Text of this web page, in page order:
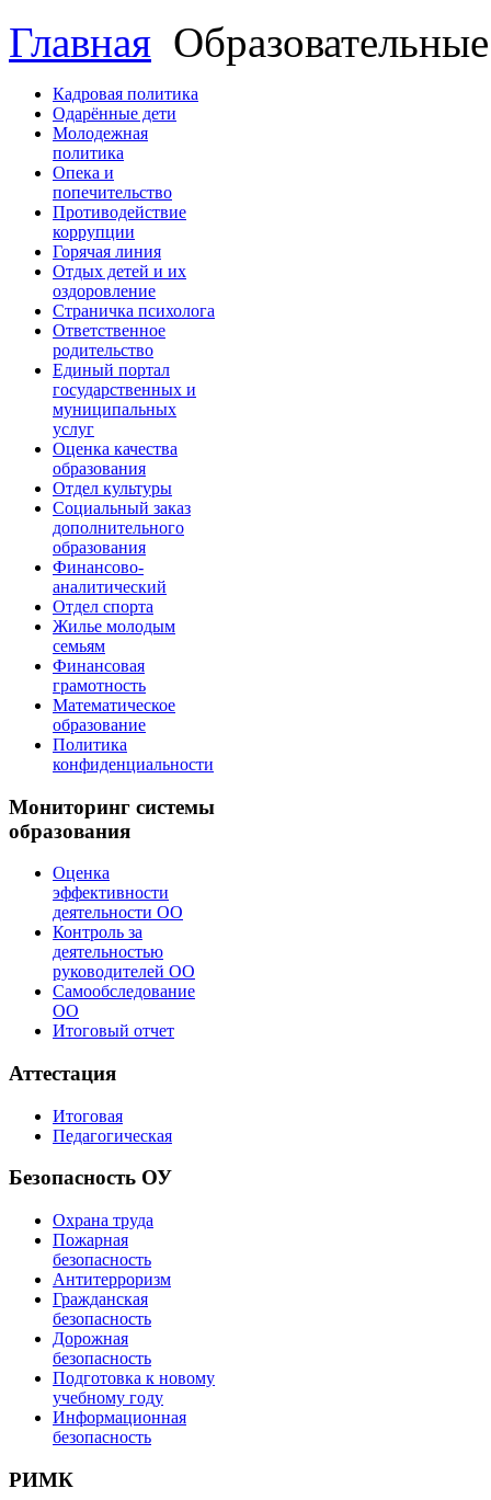
Главная
Кадровая политика
Одарённые дети
Молодежная
политика
Опека и
попечительство
Противодействие
коррупции
Горячая линия
Отдых детей и их
оздоровление
Страничка психолога
Ответственное
родительство
Единый портал
государственных и
муниципальных
услуг
Оценка качества
образования
Отдел культуры
Социальный заказ
дополнительного
образования
Финансово-
аналитический
Отдел спорта
Жилье молодым
семьям
Финансовая
грамотность
Математическое
образование
Политика
конфиденциальности
Мониторинг системы
образования
Оценка
эффективности
деятельности ОО
Контроль за
деятельностью
руководителей ОО
Самообследование
ОО
Итоговый отчет
Аттестация
Итоговая
Педагогическая
Безопасность ОУ
Охрана труда
Пожарная
безопасность
Антитерроризм
Гражданская
безопасность
Дорожная
безопасность
Подготовка к новому
учебному году
Информационная
безопасность
РИМК